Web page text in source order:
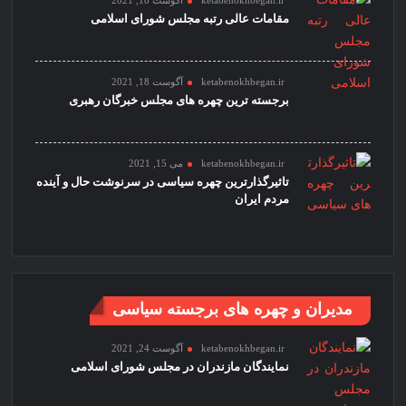
مقامات عالی رتبه مجلس شورای اسلامی
ketabenokhbegan.ir آگوست 18, 2021
برجسته ترین چهره های مجلس خبرگان رهبری
ketabenokhbegan.ir می 15, 2021
تاثیرگذارترین چهره سیاسی در سرنوشت حال و آینده
مردم ایران
مدیران و چهره های برجسته سیاسی
ketabenokhbegan.ir آگوست 24, 2021
نمایندگان مازندران در مجلس شورای اسلامی